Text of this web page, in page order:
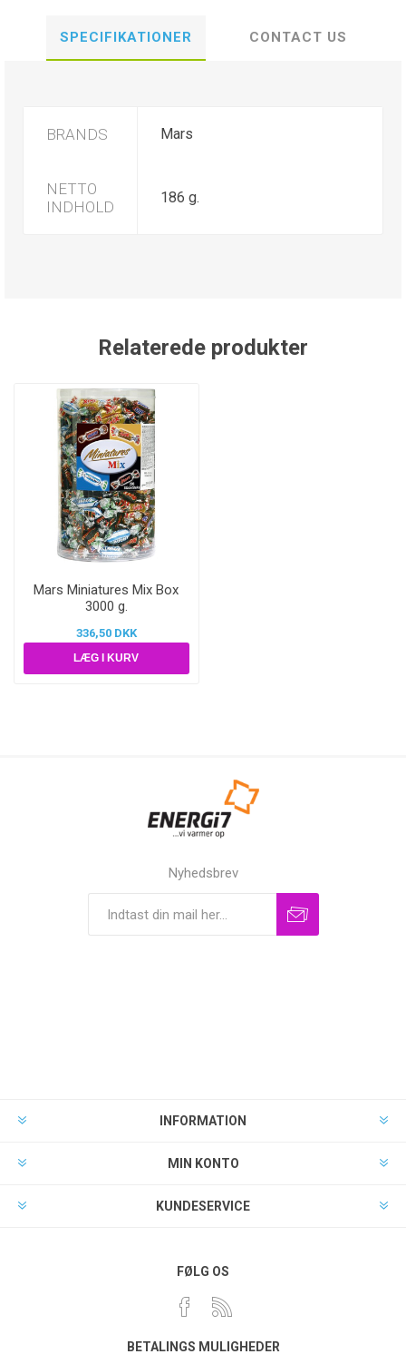
SPECIFIKATIONER CONTACT US
BRANDS Mars
NETTO
INDHOLD
186 g.
Relaterede produkter
Mars Miniatures Mix Box
3000 g.
336,50 DKK
Nyhedsbrev
INFORMATION
MIN KONTO
KUNDESERVICE
FØLG OS
BETALINGS MULIGHEDER